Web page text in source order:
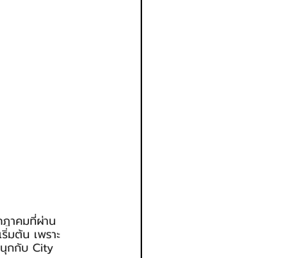
าคมที่ผ่าน
มต้น เพราะ
กกับ City